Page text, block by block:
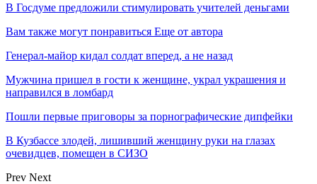
В Госдуме предложили стимулировать учителей деньгами
Вам также могут понравиться Еще от автора
Генерал-майор кидал солдат вперед, а не назад
Мужчина пришел в гости к женщине, украл украшения и
направился в ломбард
Пошли первые приговоры за порнографические дипфейки
В Кузбассе злодей, лишивший женщину руки на глазах
очевидцев, помещен в СИЗО
Prev Next